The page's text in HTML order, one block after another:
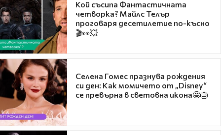
Кой съсипа Фантастичната
четворка? Майлс Телър
проговаря десетилетие по-късно
🎬👀💥
Селена Гомес празнува рождения
си ден: Как момичето от „Disney“
се превърна в световна икона🤩🎂